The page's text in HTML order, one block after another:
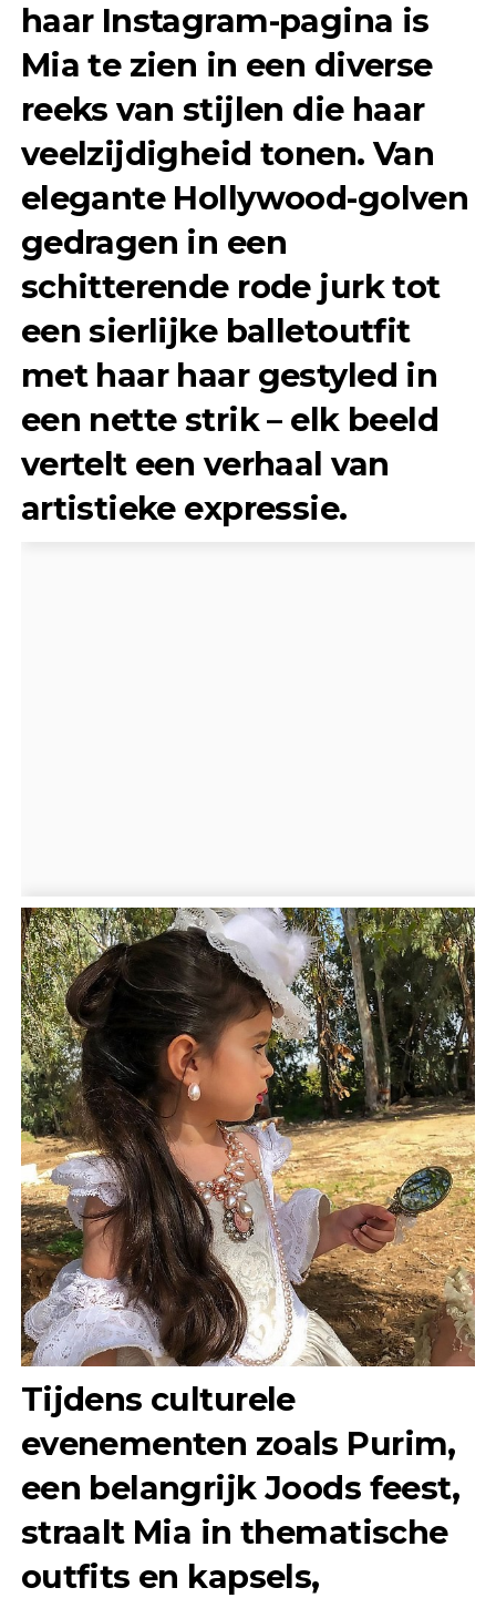
haar Instagram-pagina is
Mia te zien in een diverse
reeks van stijlen die haar
veelzijdigheid tonen. Van
elegante Hollywood-golven
gedragen in een
schitterende rode jurk tot
een sierlijke balletoutfit
met haar haar gestyled in
een nette strik – elk beeld
vertelt een verhaal van
artistieke expressie.
Tijdens culturele
evenementen zoals Purim,
een belangrijk Joods feest,
straalt Mia in thematische
outfits en kapsels,